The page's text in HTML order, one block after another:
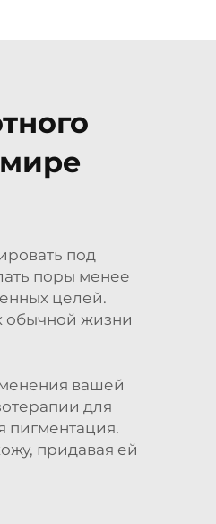
под
поры менее
целей.
обычной жизни
вашей
для
пигментация.
придавая ей